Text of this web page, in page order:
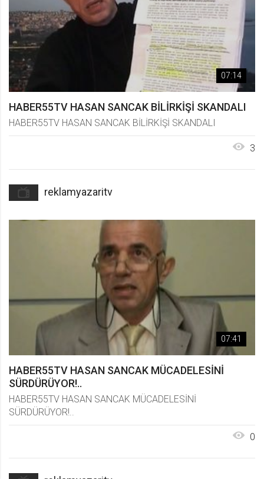
07:14
HABER55TV HASAN SANCAK BİLİRKİŞİ SKANDALI
HABER55TV HASAN SANCAK BİLİRKİŞİ SKANDALI
3
reklamyazaritv
07:41
HABER55TV HASAN SANCAK MÜCADELESİNİ
SÜRDÜRÜYOR!..
HABER55TV HASAN SANCAK MÜCADELESİNİ
SÜRDÜRÜYOR!..
0